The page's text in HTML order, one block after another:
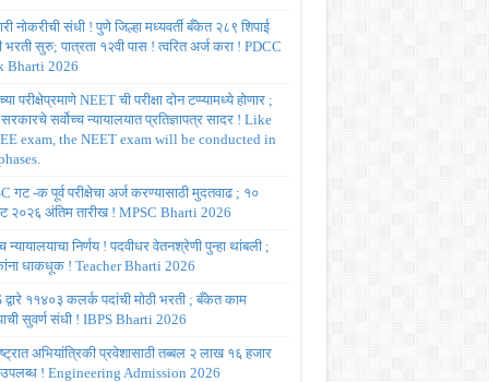
नोकरीची संधी ! पुणे जिल्हा मध्यवर्ती बँकेत २८९ शिपाई
भरती सुरु; पात्रता १२वी पास ! त्वरित अर्ज करा ! PDCC
Bharti 2026
परीक्षेप्रमाणे NEET ची परीक्षा दोन टप्प्यामध्ये होणार ;
सर्वोच्च न्यायालयात प्रतिज्ञापत्र सादर ! Like
exam, the NEET exam will be conducted in
गट -क पूर्व परीक्षेचा अर्ज करण्यासाठी मुदतवाढ ; १०
२०२६ अंतिम तारीख ! MPSC Bharti 2026
न्यायालयाचा निर्णय ! पदवीधर वेतनश्रेणी पुन्हा थांबली ;
धाकधूक ! Teacher Bharti 2026
११४०३ कलर्क पदांची मोठी भरती ; बँकेत काम
सुवर्ण संधी ! IBPS Bharti 2026
अभियांत्रिकी प्रवेशासाठी तब्बल २ लाख १६ हजार
उपलब्ध ! Engineering Admission 2026